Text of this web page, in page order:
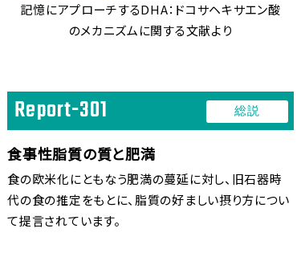
Report-023(作用機序)
●DHAに関する臨床試験の内容を追加いたしまし
験)
2021年 10月
●DHAに関する総説の内容を追加いたしました。
Report-303(総説)
●DHAに関する作用機序の内容を追加いたしまし
た。
記憶にアプローチするDHA：ドコサヘキサエン酸
のメカニズムに関する文献より
Report-301 総説
食事性脂質の質と肥満
食の欧米化にともなう肥満の蔓延に対し、旧石器時
代の食の推定をもとに、脂質の好ましい摂り方につい
て提言されています。